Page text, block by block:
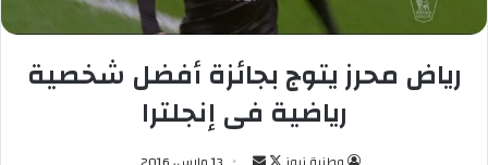
رياض محرز يتوج بجائزة أفضل شخصية
رياضية فى إنجلترا